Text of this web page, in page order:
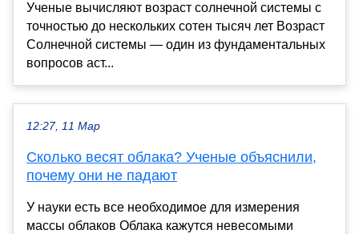
Ученые вычисляют возраст солнечной системы с
точностью до нескольких сотен тысяч лет Возраст
Солнечной системы — один из фундаментальных
вопросов аст...
12:27, 11 Мар
Сколько весят облака? Ученые объяснили,
почему они не падают
У науки есть все необходимое для измерения
массы облаков Облака кажутся невесомыми